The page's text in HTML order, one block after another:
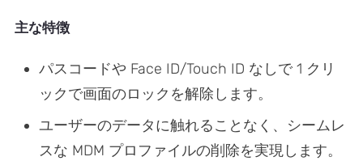
主な特徴
パスコードや Face ID/Touch ID なしで 1 クリ
ックで画面のロックを解除します。
ユーザーのデータに触れることなく、シームレ
スな MDM プロファイルの削除を実現します。